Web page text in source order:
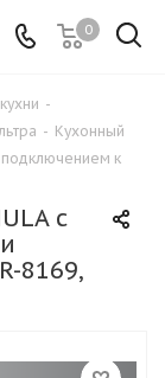
0
-
- Кухонный
подключением к
с
8169,